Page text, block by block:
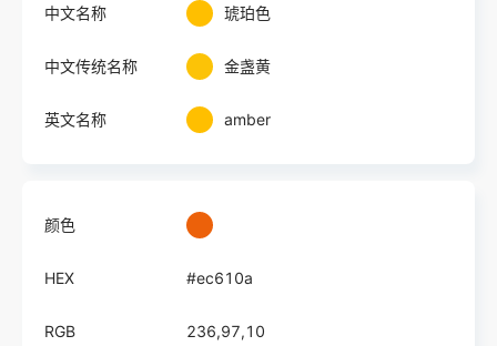
中文名称 琥珀色
中文传统名称 金盏黄
英文名称 amber
颜色
HEX #ec610a
RGB 236,97,10